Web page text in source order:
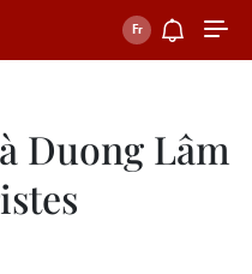
Duong Lâm